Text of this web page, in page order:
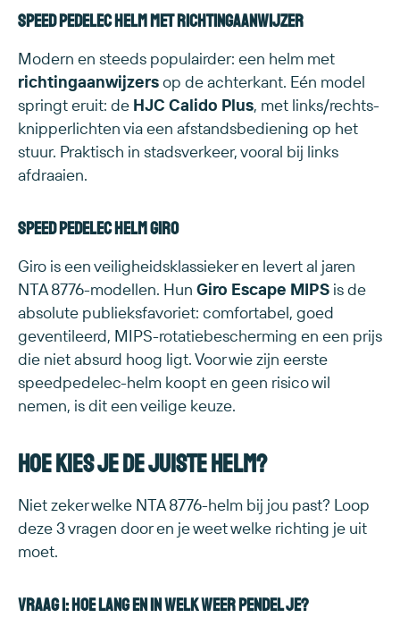
Speed pedelec helm met richtingaanwijzer
Modern en steeds populairder: een helm met
richtingaanwijzersop de achterkant. Eén model
springt eruit: de HJC Calido Plus, met links/rechts-
knipperlichten via een afstandsbediening op het
stuur. Praktisch in stadsverkeer, vooral bij links
afdraaien.
Speed pedelec helm Giro
Giro is een veiligheidsklassieker en levert al jaren
NTA 8776-modellen. Hun Giro Escape MIPS is de
absolute publieksfavoriet: comfortabel, goed
geventileerd, MIPS-rotatiebescherming en een prijs
die niet absurd hoog ligt. Voor wie zijn eerste
speedpedelec-helm koopt en geen risico wil
nemen, is dit een veilige keuze.
Hoe kies je de juiste helm?
Niet zeker welke NTA 8776-helm bij jou past? Loop
deze 3 vragen door en je weet welke richting je uit
moet.
Vraag 1: Hoe lang en in welk weer pendel je?